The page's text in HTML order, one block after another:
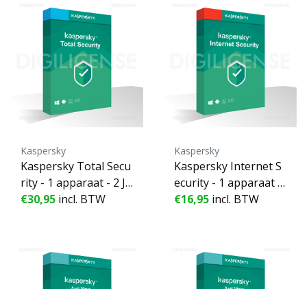
Kaspersky
Kaspersky Total Secu
rity - 1 apparaat - 2 Ja
ren
€30,95 incl. BTW
Kaspersky
Kaspersky Internet S
ecurity - 1 apparaat -
1 Jaar
€16,95 incl. BTW